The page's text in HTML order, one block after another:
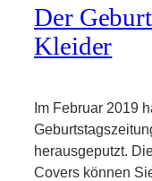
Der
Kleider
Im Februar 2019
herausgeputzt.
Covers können